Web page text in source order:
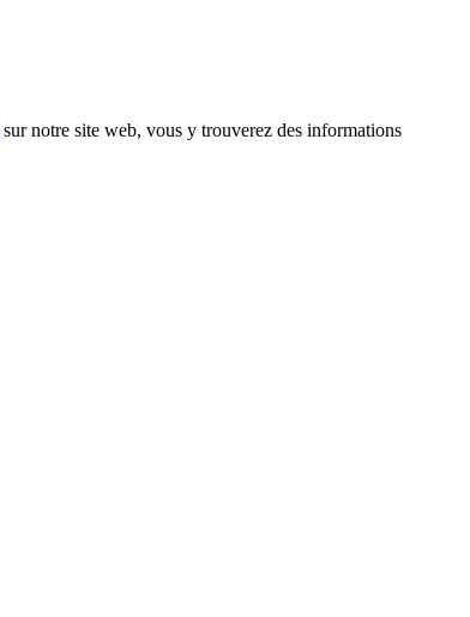
sur notre site web, vous y trouverez des informations